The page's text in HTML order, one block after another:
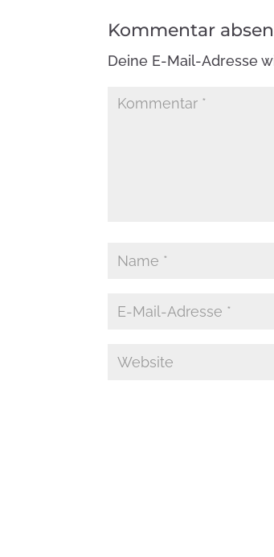
Kommentar
Deine E-Mail-Adresse